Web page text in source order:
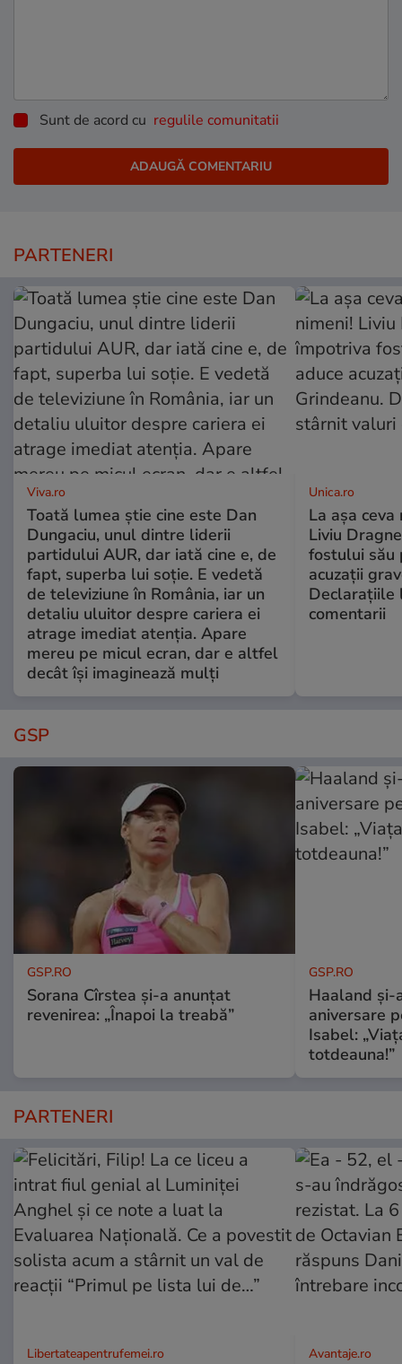
Sunt de acord cu regulile comunitatii
PARTENERI
Viva.ro
Toată lumea știe cine este Dan
Dungaciu, unul dintre liderii
partidului AUR, dar iată cine e, de
fapt, superba lui soție. E vedetă
de televiziune în România, iar un
detaliu uluitor despre cariera ei
atrage imediat atenția. Apare
mereu pe micul ecran, dar e altfel
decât își imaginează mulți
Unica.ro
La așa
Liviu
fostului său
acuzații
Declarațiile
comentarii
GSP
GSP.RO
Sorana Cîrstea și-a anunțat
revenirea: „Înapoi la treabă”
GSP.RO
Haaland
aniversare
Isabel:
totdeauna!”
PARTENERI
Libertateapentrufemei.ro Avantaje.ro